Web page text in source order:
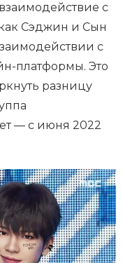
с
Сэджин и Сын
с
платформы. Это
разницу
— с июня 2022